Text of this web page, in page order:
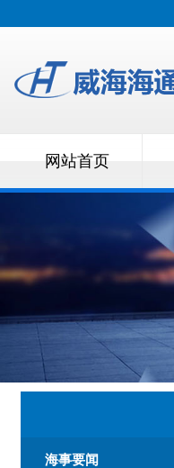
网站首页
海事要闻